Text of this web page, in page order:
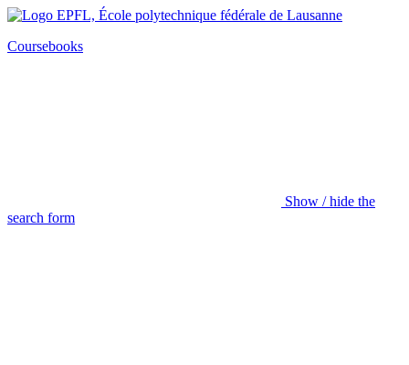
Coursebooks
Show / hide the
search form